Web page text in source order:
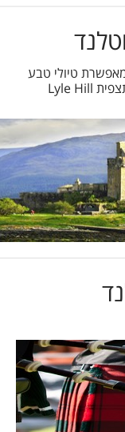
טיולי טבע
בין גבעות מוריקות. מומלץ לעלות לנקודת התצפית Lyle Hill